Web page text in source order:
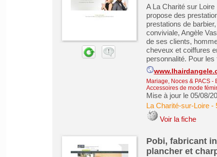
A La Charité sur
propose des
prestations de
conviviale, Angèle
de ses clients,
cheveux et coiffures
personnalité. Pour
Mariage, Noces & PACS-
Accessoires de mode
Mise à jour le 05/08/
La Charité-sur-Loire-
Voir la fiche
Pobi, fabricant
plancher et